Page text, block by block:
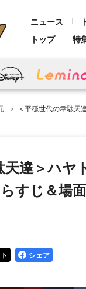
ニュース
トップ
特
＜平穏世代の韋駄天達＞ハヤト
天達＞ハ
すじ＆場
シェア